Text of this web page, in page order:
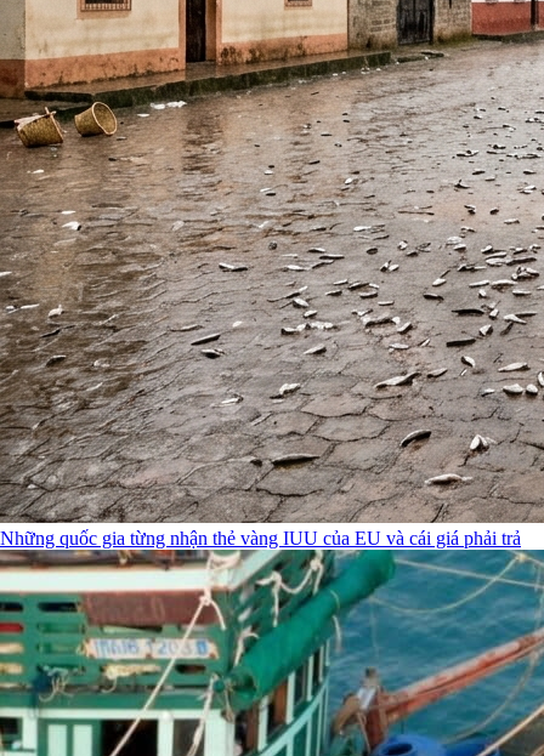
Những quốc gia từng nhận thẻ vàng IUU của EU và cái giá phải trả